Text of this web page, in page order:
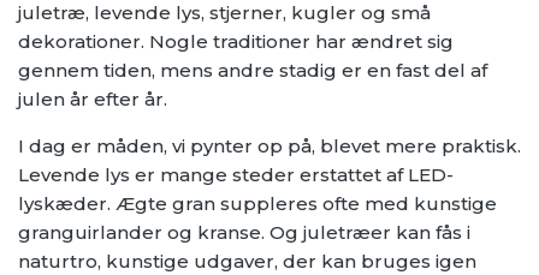
juletræ, levende lys, stjerner, kugler og små
dekorationer. Nogle traditioner har ændret sig
gennem tiden, mens andre stadig er en fast del af
julen år efter år.
I dag er måden, vi pynter op på, blevet mere praktisk.
Levende lys er mange steder erstattet af LED-
lyskæder. Ægte gran suppleres ofte med kunstige
granguirlander og kranse. Og juletræer kan fås i
naturtro, kunstige udgaver, der kan bruges igen